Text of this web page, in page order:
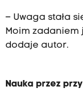
– Uwaga stała
Moim zadaniem
dodaje autor.
Nauka przez